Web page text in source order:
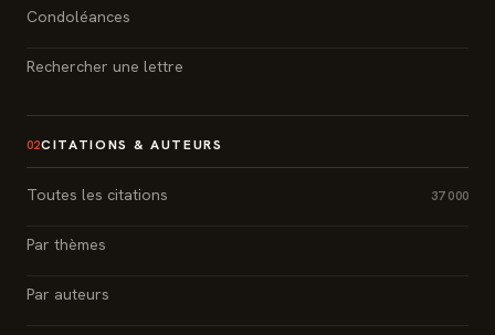
Condoléances
Rechercher une lettre
02CITATIONS & AUTEURS
Toutes les citations 37 000
Par thèmes
Par auteurs